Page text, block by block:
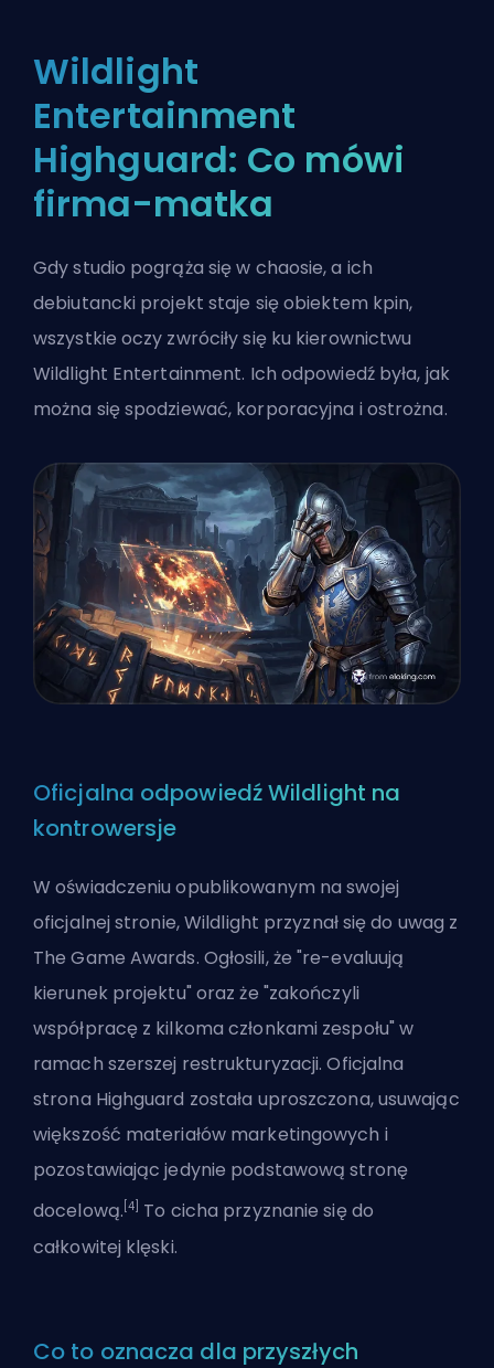
Wildlight
Entertainment
Highguard: Co mówi
firma-matka
Gdy studio pogrąża się w chaosie, a ich
debiutancki projekt staje się obiektem kpin,
wszystkie oczy zwróciły się ku kierownictwu
Wildlight Entertainment. Ich odpowiedź była, jak
można się spodziewać, korporacyjna i ostrożna.
Oficjalna odpowiedź Wildlight na
kontrowersje
W oświadczeniu opublikowanym na swojej
oficjalnej stronie, Wildlight przyznał się do uwag z
The Game Awards. Ogłosili, że "re-evaluują
kierunek projektu" oraz że "zakończyli
współpracę z kilkoma członkami zespołu" w
ramach szerszej restrukturyzacji. Oficjalna
strona Highguard została uproszczona, usuwając
większość materiałów marketingowych i
pozostawiając jedynie podstawową stronę
docelową. [4] To cicha przyznanie się do
całkowitej klęski.
Co to oznacza dla przyszłych